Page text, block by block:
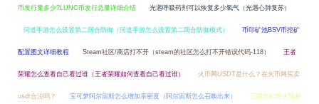
币发行量多少?LUNC币发行总量详细介绍 光遇呼吸药剂可以恢复多少氧气（光遇心肺复苏）
问道手游怎么设置第二回合防御（问道手游怎么设置第二回合防御模式） 币印矿池BSV币挖矿
配置图文详细教程 Steam社区/商店打不开（steam的社区怎么打不开错误代码-118） 王者
荣耀怎么查看自己看过谁（王者荣耀如何查看自己看过谁） 火币网USDT是什么？在火币网买卖
usdt合法吗？ 宝可梦阿尔宙斯怎么增加亲密度（阿尔宙斯怎么召唤出来） 三国志幻想大陆初